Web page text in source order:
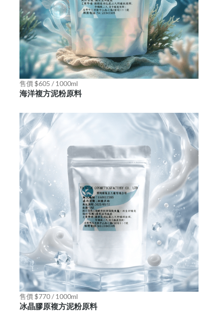
售價 $605 / 1000ml
海洋複方泥粉原料
售價 $770 / 1000ml
冰晶膠原複方泥粉原料